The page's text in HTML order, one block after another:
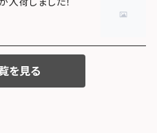
を見る